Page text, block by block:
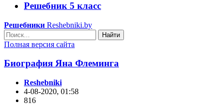
Решебник 5 класс
Решебники Reshebniki.by
Найти
Полная версия сайта
Биография Яна Флеминга
Reshebniki
4-08-2020, 01:58
816